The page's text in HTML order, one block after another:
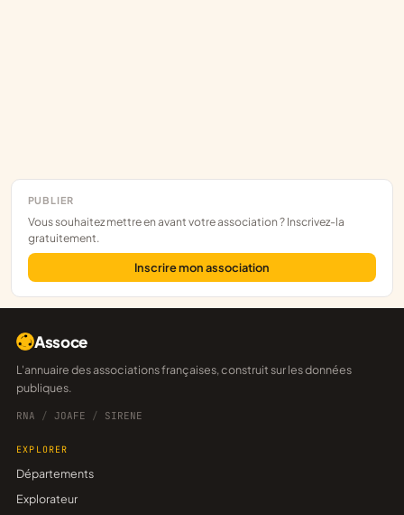
PUBLIER
Vous souhaitez mettre en avant votre association ? Inscrivez-la
gratuitement.
Inscrire mon association
Assoce
L'annuaire des associations françaises, construit sur les données
publiques.
RNA / JOAFE / SIRENE
EXPLORER
Départements
Explorateur